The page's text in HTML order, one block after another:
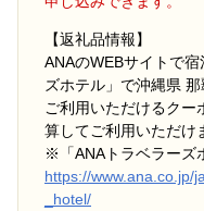
【返礼品情報】
ANAのWEBサイトで
ズホテル」で沖縄県
ご利用いただけるク
算してご利用いただけ
※「ANAトラベラーズ
https://www.ana.co.jp/
_hotel/